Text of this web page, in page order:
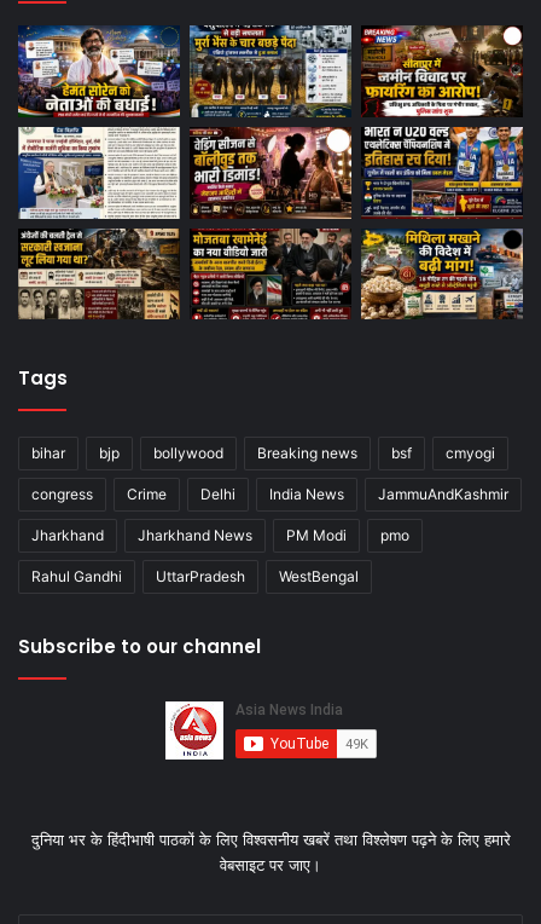
Tags
bihar bjp bollywood Breaking news bsf cmyogi
congress Crime Delhi India News JammuAndKashmir
Jharkhand Jharkhand News PM Modi pmo
Rahul Gandhi UttarPradesh WestBengal
Subscribe to our channel
दुनिया भर के हिंदीभाषी पाठकों के लिए विश्‍वसनीय खबरें तथा विश्लेषण पढ़ने के लिए हमारे
वेबसाइट पर जाए।